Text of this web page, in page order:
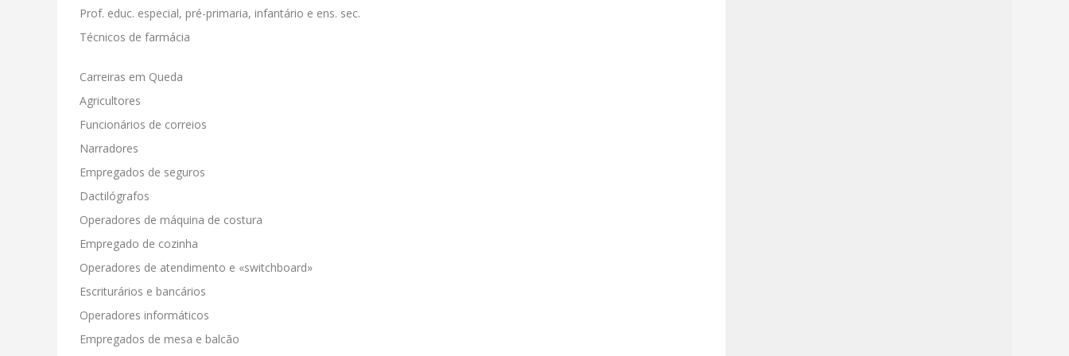
Prof. educ. especial, pré-primaria, infantário e ens. sec.
Técnicos de farmácia
Carreiras em Queda
Agricultores
Funcionários de correios
Narradores
Empregados de seguros
Dactilógrafos
Operadores de máquina de costura
Empregado de cozinha
Operadores de atendimento e «switchboard»
Escriturários e bancários
Operadores informáticos
Empregados de mesa e balcão